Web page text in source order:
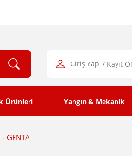
Giriş Yap / Kayıt Ol
Ürünleri Yangın & Mekanik
GENTA